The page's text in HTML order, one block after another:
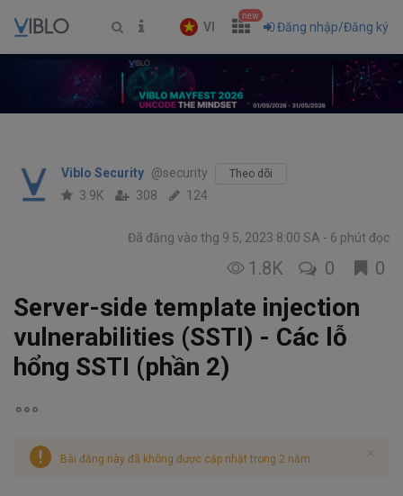
VI
new
Đăng nhập/Đăng ký
Viblo Security @security Theo dõi
3.9K 308 124
Đã đăng vào thg 9 5, 2023 8:00 SA 6 phút đọc
1.8K 0 0
Server-side template injection
vulnerabilities (SSTI) - Các lỗ
hổng SSTI (phần 2)
Bài đăng này đã không được cập nhật trong 2 năm